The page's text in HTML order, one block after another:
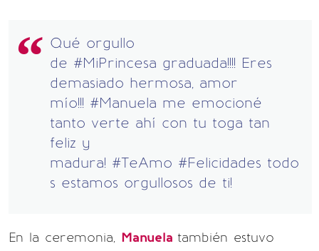
Qué orgullo
de #MiPrincesa graduada!!!! Eres
demasiado hermosa, amor
mío!!! #Manuela me emocioné
tanto verte ahí con tu toga tan
feliz y
madura! #TeAmo #Felicidades todo
s estamos orgullosos de ti!
En la ceremonia, Manuela también estuvo